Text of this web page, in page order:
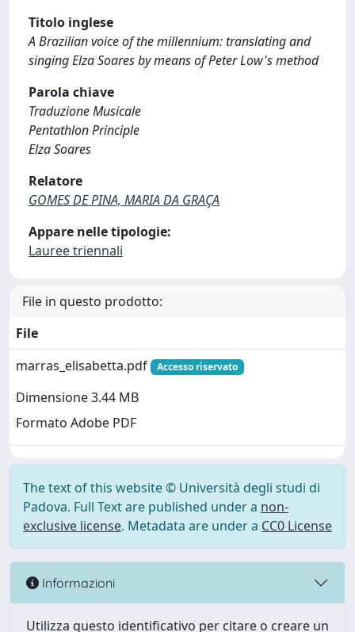
Titolo inglese
A Brazilian voice of the millennium: translating and
singing Elza Soares by means of Peter Low's method
Parola chiave
Traduzione Musicale
Pentathlon Principle
Elza Soares
Relatore
GOMES DE PINA, MARIA DA GRAÇA
Appare nelle tipologie:
Lauree triennali
File in questo prodotto:
File
marras_elisabetta.pdf
Accesso riservato
Dimensione 3.44 MB
Formato Adobe PDF
The text of this website © Università degli studi di
Padova. Full Text are published under a non-
exclusive license. Metadata are under a CC0 License
Informazioni
Utilizza questo identificativo per citare o creare un